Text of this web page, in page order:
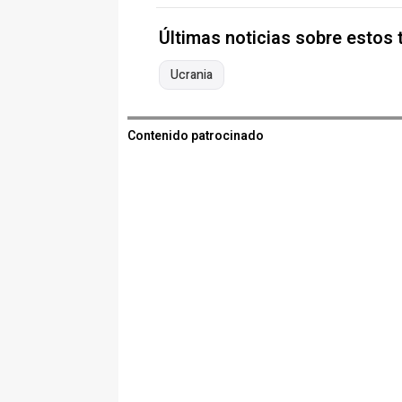
Últimas noticias sobre estos
Ucrania
Contenido patrocinado